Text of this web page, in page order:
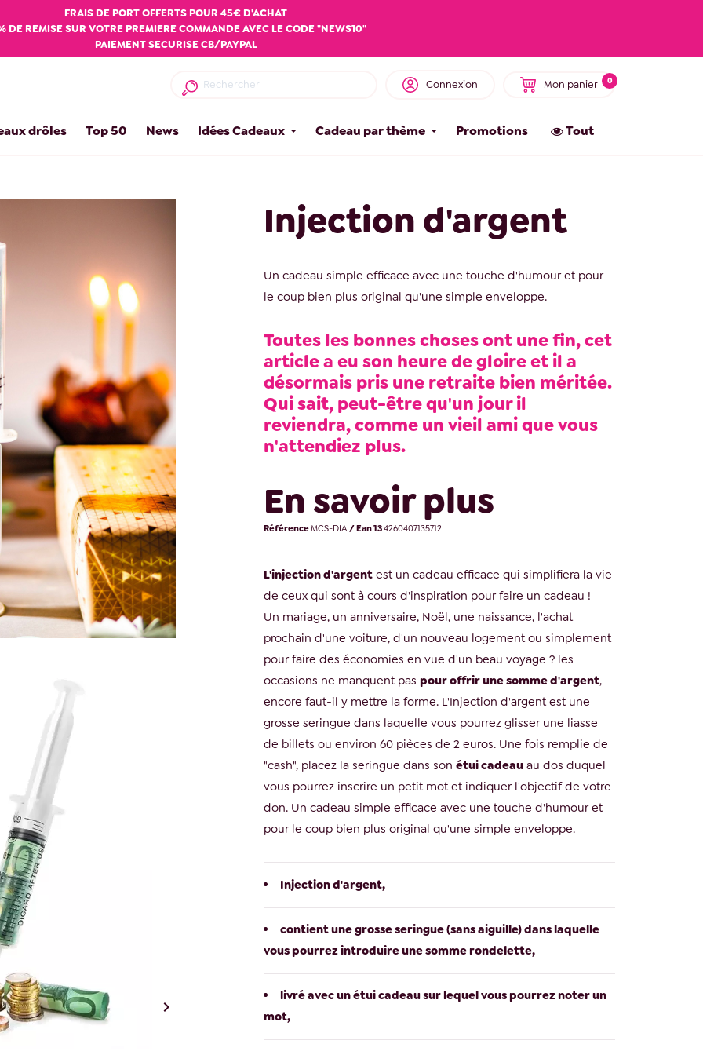
FRAIS DE PORT OFFERTS POUR 45€ D'ACHAT
DE REMISE SUR VOTRE PREMIERE COMMANDE AVEC LE CODE "NEWS10"
PAIEMENT SECURISE CB/PAYPAL
Connexion Mon panier 0
Tout
Promotions
Cadeau par thème
Idées Cadeaux
News
Top 50
drôles

Injection d'argent
Un cadeau simple efficace avec une touche d'humour et pour
le coup bien plus original qu'une simple enveloppe.
Toutes les bonnes choses ont une fin, cet
article a eu son heure de gloire et il a
désormais pris une retraite bien méritée.
Qui sait, peut-être qu'un jour il
reviendra, comme un vieil ami que vous
n'attendiez plus.
En savoir plus
RéférenceMCS-DIA/ Ean 134260407135712
L'injection d'argentest un cadeau efficace qui simplifiera la vie
de ceux qui sont à cours d'inspiration pour faire un cadeau !
Un mariage, un anniversaire, Noël, une naissance, l'achat
prochain d'une voiture, d'un nouveau logement ou simplement
pour faire des économies en vue d'un beau voyage ? les
occasions ne manquent pas pour offrir une somme d'argent,
encore faut-il y mettre la forme. L'Injection d'argent est une
grosse seringue dans laquelle vous pourrez glisser une liasse
de billets ou environ 60 pièces de 2 euros. Une fois remplie de
"cash", placez la seringue dans son étui cadeauau dos duquel
vous pourrez inscrire un petit mot et indiquer l'objectif de votre
don. Un cadeau simple efficace avec une touche d'humour et
pour le coup bien plus original qu'une simple enveloppe.
Injection d'argent,
contient une grosse seringue (sans aiguille) dans laquelle
vous pourrez introduire une somme rondelette,
livré avec un étui cadeau sur lequel vous pourrez noter un
mot,